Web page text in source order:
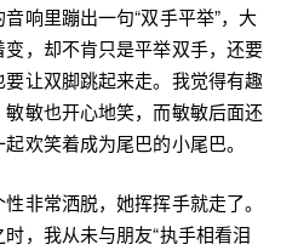
响里蹦出一句“双手平举”，大
，却不肯只是平举双手，还要
让双脚跳起来走。我觉得有趣
敏也开心地笑，而敏敏后面还
欢笑着成为尾巴的小尾巴。
非常洒脱，她挥挥手就走了。
，我从未与朋友“执手相看泪